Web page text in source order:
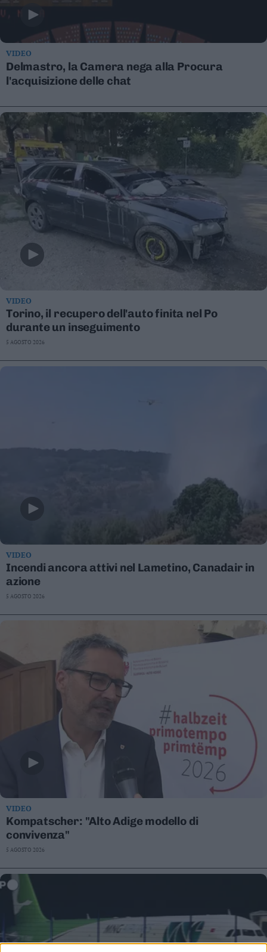
Dolomiti
Social media
VIDEO
Delmastro, la Camera nega alla Procura
l'acquisizione delle chat
VIDEO
Torino, il recupero dell'auto finita nel Po
durante un inseguimento
5 AGOSTO 2026
VIDEO
Incendi ancora attivi nel Lametino, Canadair in
azione
5 AGOSTO 2026
VIDEO
Kompatscher: "Alto Adige modello di
convivenza"
5 AGOSTO 2026